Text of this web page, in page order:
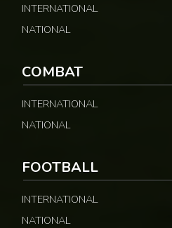
INTERNATIONAL
NATIONAL
COMBAT
INTERNATIONAL
NATIONAL
FOOTBALL
INTERNATIONAL
NATIONAL